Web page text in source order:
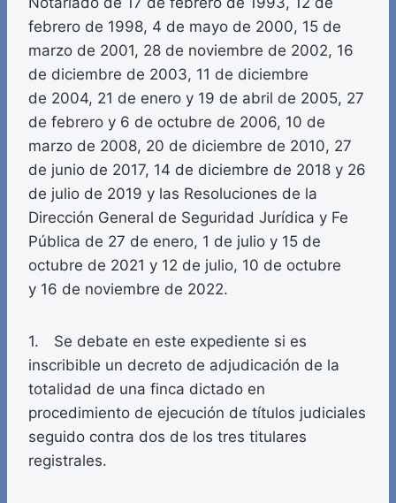
febrero de 1998, 4 de mayo de 2000, 15 de
marzo de 2001, 28 de noviembre de 2002, 16
de diciembre de 2003, 11 de diciembre
de 2004, 21 de enero y 19 de abril de 2005, 27
de febrero y 6 de octubre de 2006, 10 de
marzo de 2008, 20 de diciembre de 2010, 27
de junio de 2017, 14 de diciembre de 2018 y 26
de julio de 2019 y las Resoluciones de la
Dirección General de Seguridad Jurídica y Fe
Pública de 27 de enero, 1 de julio y 15 de
octubre de 2021 y 12 de julio, 10 de octubre
y 16 de noviembre de 2022.
1. Se debate en este expediente si es
inscribible un decreto de adjudicación de la
totalidad de una finca dictado en
procedimiento de ejecución de títulos judiciales
seguido contra dos de los tres titulares
registrales.